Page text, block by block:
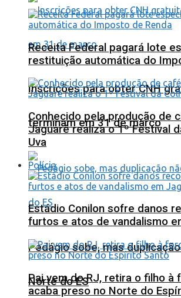
Inscrições para obter CNH
terminam em 31 de março
Pedágio sobe, mas
Norte do ES
Receita Federal pagará lote
restituição automática do
Conhecido pela produção de
Jaguaré realiza o 1º Festival
Uva
Polícia
Estádio Conilon sofre danos
furtos e atos de vandalismo
Pai vem do RJ, retira o filho à
acaba preso no Norte do